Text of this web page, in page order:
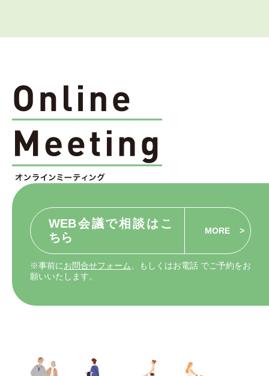
WEB会議で相談はこ
ちら
MORE
※事前にお問合せフォーム
、もしくはお電話 でご予約をお
願いいたします。